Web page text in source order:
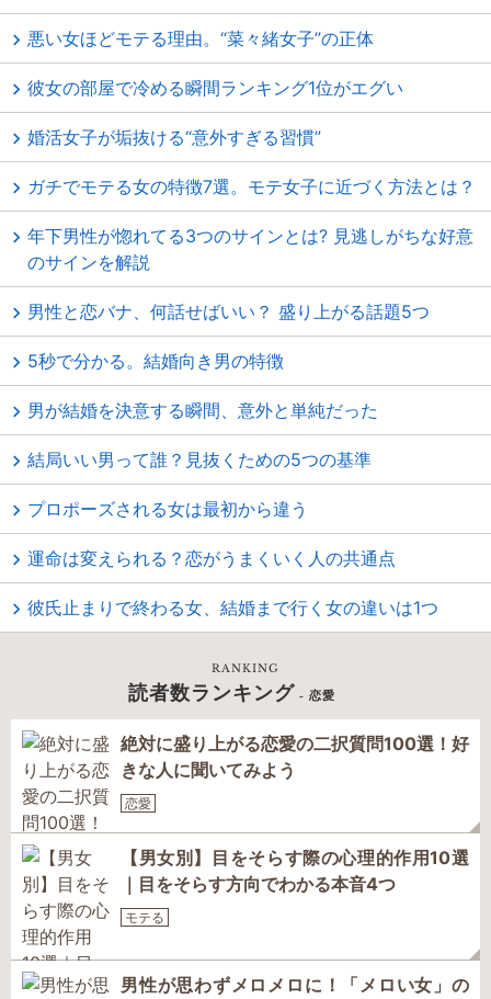
悪い女ほどモテる理由。“菜々緒女子”の正体
彼女の部屋で冷める瞬間ランキング1位がエグい
婚活女子が垢抜ける“意外すぎる習慣”
ガチでモテる女の特徴7選。モテ女子に近づく方法とは？
年下男性が惚れてる3つのサインとは? 見逃しがちな好意
のサインを解説
男性と恋バナ、何話せばいい？ 盛り上がる話題5つ
5秒で分かる。結婚向き男の特徴
男が結婚を決意する瞬間、意外と単純だった
結局いい男って誰？見抜くための5つの基準
プロポーズされる女は最初から違う
運命は変えられる？恋がうまくいく人の共通点
彼氏止まりで終わる女、結婚まで行く女の違いは1つ
RANKING
読者数ランキング - 恋愛
絶対に盛り上がる恋愛の二択質問100選！好
きな人に聞いてみよう
恋愛
【男女別】目をそらす際の心理的作用10選
｜目をそらす方向でわかる本音4つ
モテる
男性が思わずメロメロに！「メロい女」の